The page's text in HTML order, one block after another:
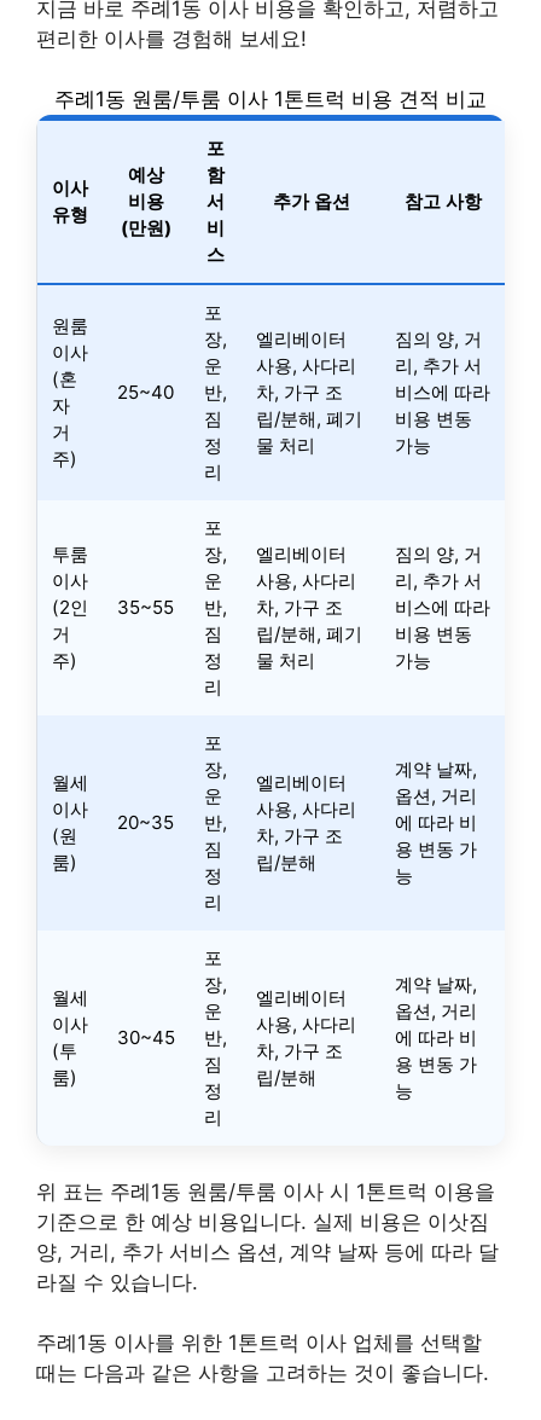
지금 바로 주례1동 이사 비용을 확인하고, 저렴하고
편리한 이사를 경험해 보세요!
주례1동 원룸/투룸 이사 1톤트럭 비용 견적 비교
이사
유형
예상
비용
(만원)
포
함
서
비
스
추가 옵션 참고 사항
원룸
이사
(혼
자
거
주)
25~40
포
장,
운
반,
짐
정
리
엘리베이터
사용, 사다리
차, 가구 조
립/분해, 폐기
물 처리
짐의 양, 거
리, 추가 서
비스에 따라
비용 변동
가능
투룸
이사
(2인
거
주)
35~55
포
장,
운
반,
짐
정
리
엘리베이터
사용, 사다리
차, 가구 조
립/분해, 폐기
물 처리
짐의 양, 거
리, 추가 서
비스에 따라
비용 변동
가능
월세
이사
(원
룸)
20~35
포
장,
운
반,
짐
정
리
엘리베이터
사용, 사다리
차, 가구 조
립/분해
계약 날짜,
옵션, 거리
에 따라 비
용 변동 가
능
월세
이사
(투
룸)
30~45
포
장,
운
반,
짐
정
리
엘리베이터
사용, 사다리
차, 가구 조
립/분해
계약 날짜,
옵션, 거리
에 따라 비
용 변동 가
능
위 표는 주례1동 원룸/투룸 이사 시 1톤트럭 이용을
기준으로 한 예상 비용입니다. 실제 비용은 이삿짐
양, 거리, 추가 서비스 옵션, 계약 날짜 등에 따라 달
라질 수 있습니다.
주례1동 이사를 위한 1톤트럭 이사 업체를 선택할
때는 다음과 같은 사항을 고려하는 것이 좋습니다.